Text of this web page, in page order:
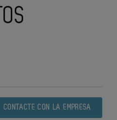
CONTACTE CON LA EMPRESA